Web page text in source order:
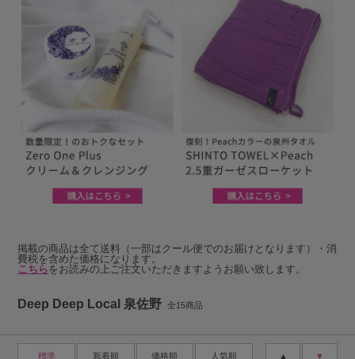
掲載の商品は全て送料（一部はクール便でのお届けとなります）・消
費税を含めた価格になります。
こちらをお読みの上ご注文いただきますようお願い致します。
Deep Deep Local 泉佐野 全15商品
標準 新着順 価格順 人気順 ▼
▲